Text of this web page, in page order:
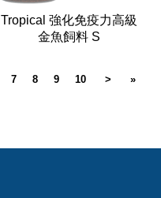
Tropical 強化免疫力高級
金魚飼料 S
7 8 9 10 > »